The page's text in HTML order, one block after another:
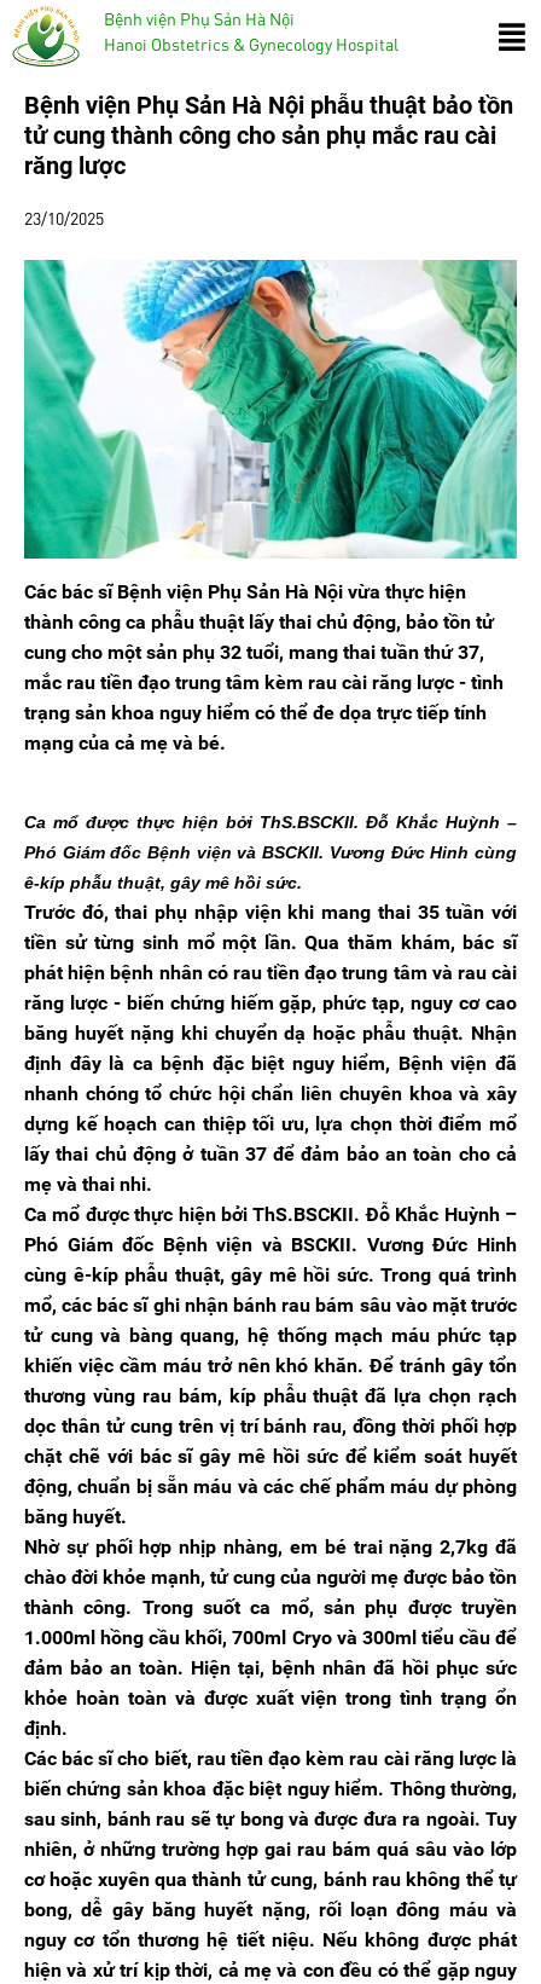
Bệnh viện Phụ Sản Hà Nội
Hanoi Obstetrics & Gynecology Hospital
Bệnh viện Phụ Sản Hà Nội phẫu thuật bảo tồn
tử cung thành công cho sản phụ mắc rau cài
răng lược
23/10/2025
Các bác sĩ Bệnh viện Phụ Sản Hà Nội vừa thực hiện
thành công ca phẫu thuật lấy thai chủ động, bảo tồn tử
cung cho một sản phụ 32 tuổi, mang thai tuần thứ 37,
mắc rau tiền đạo trung tâm kèm rau cài răng lược - tình
trạng sản khoa nguy hiểm có thể đe dọa trực tiếp tính
mạng của cả mẹ và bé.
Ca mổ được thực hiện bởi ThS.BSCKII. Đỗ Khắc Huỳnh –
Phó Giám đốc Bệnh viện và BSCKII. Vương Đức Hinh cùng
ê-kíp phẫu thuật, gây mê hồi sức.
Trước đó, thai phụ nhập viện khi mang thai 35 tuần với
tiền sử từng sinh mổ một lần. Qua thăm khám, bác sĩ
phát hiện bệnh nhân có rau tiền đạo trung tâm và rau cài
răng lược - biến chứng hiếm gặp, phức tạp, nguy cơ cao
băng huyết nặng khi chuyển dạ hoặc phẫu thuật. Nhận
định đây là ca bệnh đặc biệt nguy hiểm, Bệnh viện đã
nhanh chóng tổ chức hội chẩn liên chuyên khoa và xây
dựng kế hoạch can thiệp tối ưu, lựa chọn thời điểm mổ
lấy thai chủ động ở tuần 37 để đảm bảo an toàn cho cả
mẹ và thai nhi.
Ca mổ được thực hiện bởi ThS.BSCKII. Đỗ Khắc Huỳnh –
Phó Giám đốc Bệnh viện và BSCKII. Vương Đức Hinh
cùng ê-kíp phẫu thuật, gây mê hồi sức. Trong quá trình
mổ, các bác sĩ ghi nhận bánh rau bám sâu vào mặt trước
tử cung và bàng quang, hệ thống mạch máu phức tạp
khiến việc cầm máu trở nên khó khăn. Để tránh gây tổn
thương vùng rau bám, kíp phẫu thuật đã lựa chọn rạch
dọc thân tử cung trên vị trí bánh rau, đồng thời phối hợp
chặt chẽ với bác sĩ gây mê hồi sức để kiểm soát huyết
động, chuẩn bị sẵn máu và các chế phẩm máu dự phòng
băng huyết.
Nhờ sự phối hợp nhịp nhàng, em bé trai nặng 2,7kg đã
chào đời khỏe mạnh, tử cung của người mẹ được bảo tồn
thành công. Trong suốt ca mổ, sản phụ được truyền
1.000ml hồng cầu khối, 700ml Cryo và 300ml tiểu cầu để
đảm bảo an toàn. Hiện tại, bệnh nhân đã hồi phục sức
khỏe hoàn toàn và được xuất viện trong tình trạng ổn
định.
Các bác sĩ cho biết, rau tiền đạo kèm rau cài răng lược là
biến chứng sản khoa đặc biệt nguy hiểm. Thông thường,
sau sinh, bánh rau sẽ tự bong và được đưa ra ngoài. Tuy
nhiên, ở những trường hợp gai rau bám quá sâu vào lớp
cơ hoặc xuyên qua thành tử cung, bánh rau không thể tự
bong, dễ gây băng huyết nặng, rối loạn đông máu và
nguy cơ tổn thương hệ tiết niệu. Nếu không được phát
hiện và xử trí kịp thời, cả mẹ và con đều có thể gặp nguy